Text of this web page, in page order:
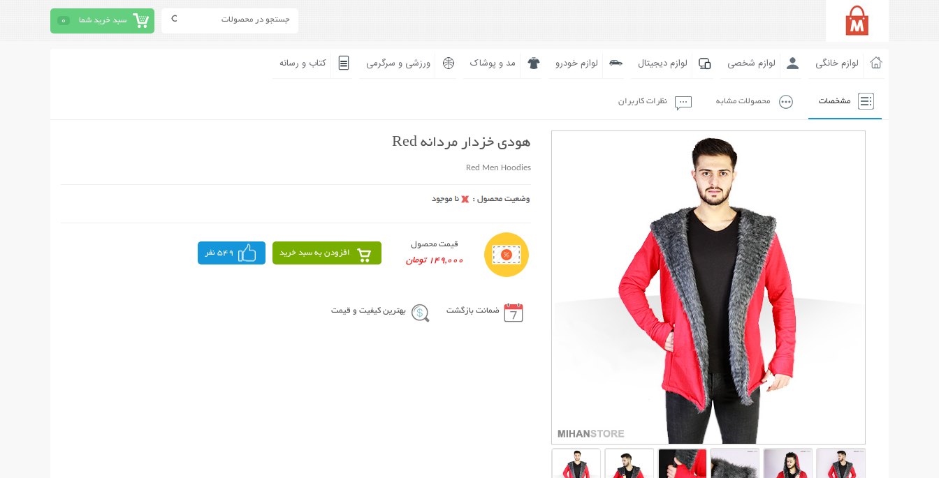
سبد خرید شما 0
لوازم خانگی لوازم شخصی لوازم دیجیتال لوازم خودرو مد و پوشاک ورزشی و سرگرمی کتاب و رسانه
مشخصات محصولات مشابه نظرات کاربران
هودی خزدار مردانه Red
Red Men Hoodies
قیمت محصول
149,000 تومان
افزودن به سبد خرید 549 نفر
ضمانت بازگشت بهترین کیفیت و قیمت